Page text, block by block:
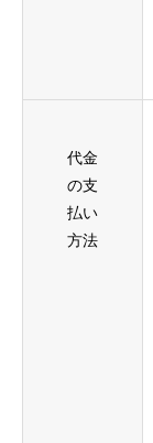
代金
の支
払い
方法